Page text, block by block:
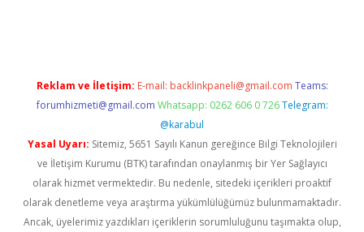
Reklam ve İletişim: E-mail: backlinkpaneli@gmail.com Teams:
forumhizmeti@gmail.com Whatsapp: 0262 606 0 726 Telegram:
@karabul
Yasal Uyarı: Sitemiz, 5651 Sayılı Kanun gereğince Bilgi Teknolojileri
ve İletişim Kurumu (BTK) tarafından onaylanmış bir Yer Sağlayıcı
olarak hizmet vermektedir. Bu nedenle, sitedeki içerikleri proaktif
olarak denetleme veya araştırma yükümlülüğümüz bulunmamaktadır.
Ancak, üyelerimiz yazdıkları içeriklerin sorumluluğunu taşımakta olup,